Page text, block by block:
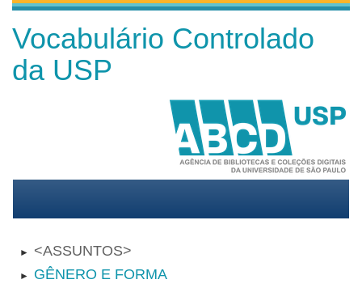
Vocabulário Controlado
da USP
► ASSUNTOS
► GÊNERO E FORMA